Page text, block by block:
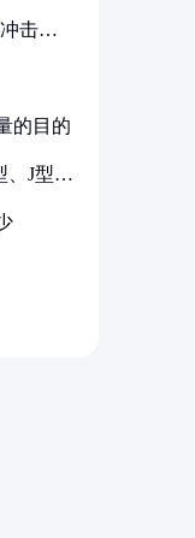
击要
的目的
、J型、